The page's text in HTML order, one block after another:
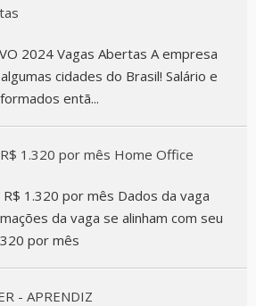
2024 Vagas Abertas A empresa
cidades do Brasil! Salário e
entã...
1.320 por mês Home Office
1.320 por mês Dados da vaga
da vaga se alinham com seu
por mês
- APRENDIZ